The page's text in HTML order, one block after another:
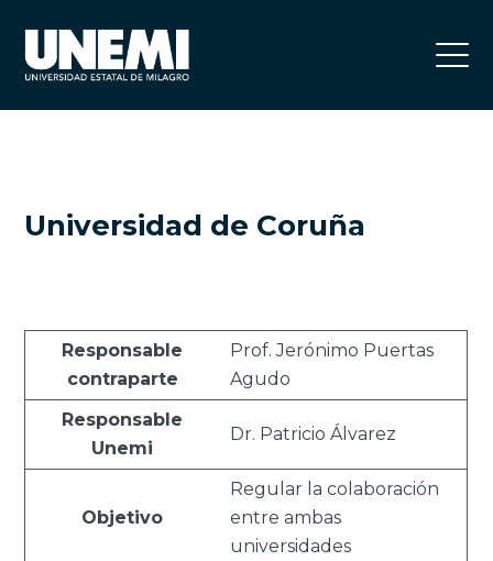
Universidad de Coruña
Responsable
contraparte
Prof. Jerónimo Puertas
Agudo
Responsable
Unemi
Dr. Patricio Álvarez
Objetivo
Regular la colaboración
entre ambas
universidades